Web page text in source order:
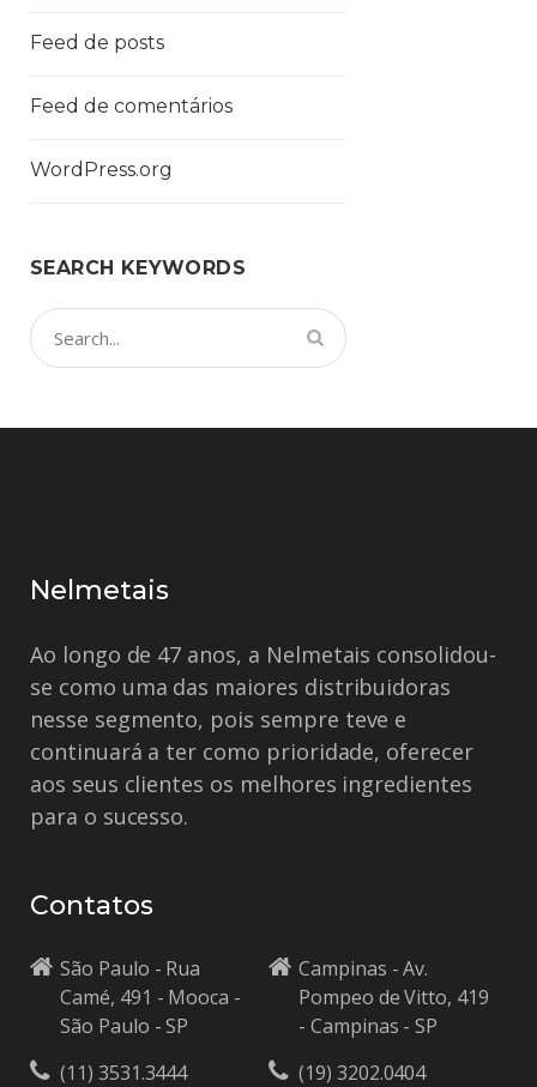
Feed de posts
Feed de comentários
WordPress.org
SEARCH KEYWORDS
Nelmetais
Ao longo de 47 anos, a Nelmetais consolidou-
se como uma das maiores distribuidoras
nesse segmento, pois sempre teve e
continuará a ter como prioridade, oferecer
aos seus clientes os melhores ingredientes
para o sucesso.
Contatos
São Paulo - Rua
Camé, 491 - Mooca -
São Paulo - SP
(11) 3531.3444
Campinas - Av.
Pompeo de Vitto, 419
- Campinas - SP
(19) 3202.0404